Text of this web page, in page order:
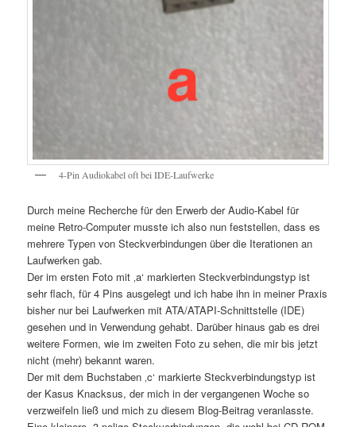
4-Pin Audiokabel oft bei IDE-Laufwerke
Durch meine Recherche für den Erwerb der Audio-Kabel für
meine Retro-Computer musste ich also nun feststellen, dass es
mehrere Typen von Steckverbindungen über die Iterationen an
Laufwerken gab.
Der im ersten Foto mit ‚a‘ markierten Steckverbindungstyp ist
sehr flach, für 4 Pins ausgelegt und ich habe ihn in meiner Praxis
bisher nur bei Laufwerken mit ATA/ATAPI-Schnittstelle (IDE)
gesehen und in Verwendung gehabt. Darüber hinaus gab es drei
weitere Formen, wie im zweiten Foto zu sehen, die mir bis jetzt
nicht (mehr) bekannt waren.
Der mit dem Buchstaben ‚c‘ markierte Steckverbindungstyp ist
der Kasus Knacksus, der mich in der vergangenen Woche so
verzweifeln ließ und mich zu diesem Blog-Beitrag veranlasste.